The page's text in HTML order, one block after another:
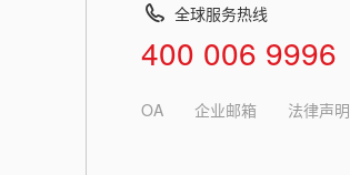
全球服务热线
400 006 9996
OA 企业邮箱 法律声明